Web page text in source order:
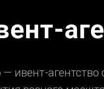
— ивент-